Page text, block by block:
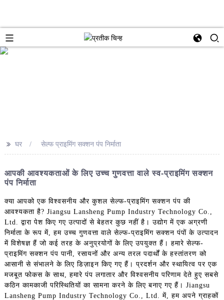
>> घर सेल्फ प्राइमिंग सक्शन पंप निर्माता
आपकी आवश्यकताओं के लिए उच्च गुणवत्ता वाले स्व-प्राइमिंग सक्शन
पंप निर्माता
क्या आपको एक विश्वसनीय और कुशल सेल्फ-प्राइमिंग सक्शन पंप की
आवश्यकता है? Jiangsu Lansheng Pump Industry Technology Co.,
Ltd. द्वारा पेश किए गए उत्पादों से बेहतर कुछ नहीं है। उद्योग में एक अग्रणी
निर्माता के रूप में, हम उच्च गुणवत्ता वाले सेल्फ-प्राइमिंग सक्शन पंपों के उत्पादन
में विशेषज्ञ हैं जो कई तरह के अनुप्रयोगों के लिए उपयुक्त हैं। हमारे सेल्फ-
प्राइमिंग सक्शन पंप पानी, रसायनों और अन्य तरल पदार्थों के हस्तांतरण को
आसानी से संभालने के लिए डिज़ाइन किए गए हैं। प्रदर्शन और स्थायित्व पर एक
मजबूत फोकस के साथ, हमारे पंप लगातार और विश्वसनीय परिणाम देते हुए सबसे
कठिन कामकाजी परिस्थितियों का सामना करने के लिए बनाए गए हैं। Jiangsu
Lansheng Pump Industry Technology Co., Ltd. में, हम अपने ग्राहकों